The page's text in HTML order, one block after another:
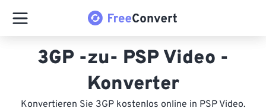
3GP -zu- PSP Video -
Konverter
Konvertieren Sie 3GP kostenlos online in PSP Video.